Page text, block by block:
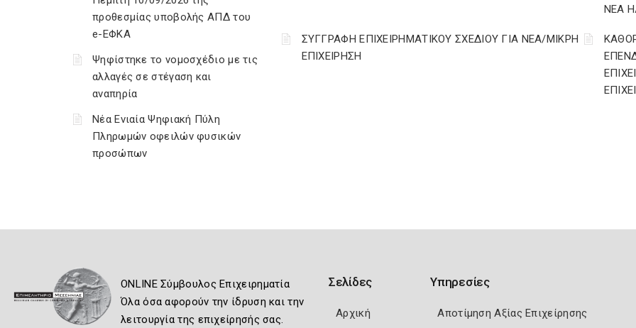
προθεσμίας υποβολής ΑΠΔ του
e-ΕΦΚΑ
Ψηφίστηκε το νομοσχέδιο με τις
αλλαγές σε στέγαση και
αναπηρία
Νέα Ενιαία Ψηφιακή Πύλη
Πληρωμών οφειλών φυσικών
προσώπων
ΝΕΑ
ΣΥΓΓΡΑΦΗ ΕΠΙΧΕΙΡΗΜΑΤΙΚΟΥ ΣΧΕΔΙΟΥ ΓΙΑ ΝΕΑ/ΜΙΚΡΗ
ΕΠΙΧΕΙΡΗΣΗ
ONLINE Σύμβουλος Επιχειρηματία
Όλα όσα αφορούν την ίδρυση και την
λειτουργία της επιχείρησής σας.
Σελίδες
Αρχική
Υπηρεσίες
Αποτίμηση Αξίας Επιχείρησης